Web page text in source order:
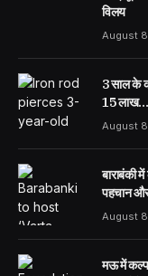
विलय
August
3 साल के
15 लाख…
August
बाराबंकी
पहचान
August
मऊ में